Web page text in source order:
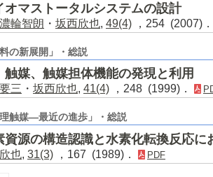
オマストータルシステムの設計
輪智朗 ・ 坂西欣也, 49(4) ，254 (2007)
の新展開」・総説
触媒、触媒担体機能の発現と利用
三 ・ 坂西欣也, 41(4) ，248 (1999)．
触媒―最近の進歩」・総説
資源の構造認識と水素化転換反応に
也, 31(3) ，167 (1989)． PDF